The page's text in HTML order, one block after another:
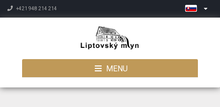
+421 948 214 214
MENU